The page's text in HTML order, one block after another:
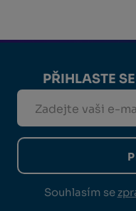
PŘIHLASTE
Souhlasím se